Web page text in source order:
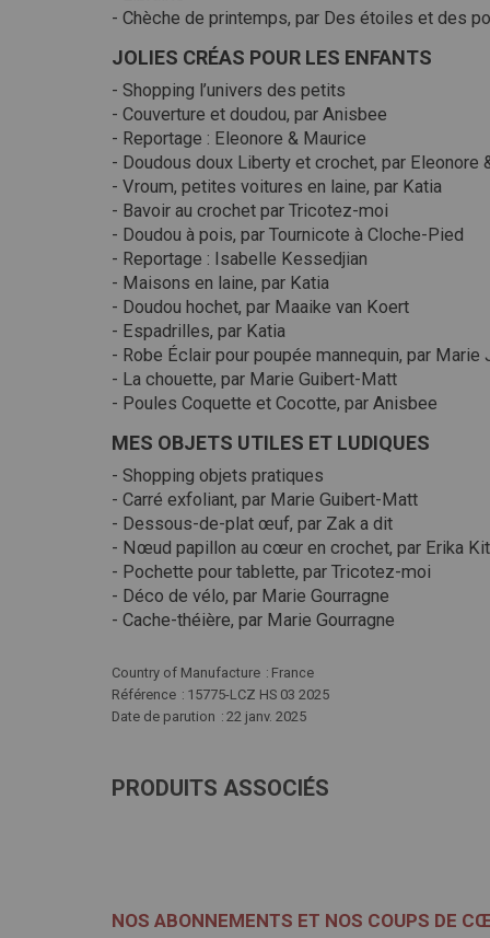
- Chèche de printemps, par Des étoiles et des
JOLIES CRÉAS POUR LES ENFANTS
- Shopping l’univers des petits
- Couverture et doudou, par Anisbee
- Reportage : Eleonore & Maurice
- Doudous doux Liberty et crochet, par Eleonore
- Vroum, petites voitures en laine, par Katia
- Bavoir au crochet par Tricotez-moi
- Doudou à pois, par Tournicote à Cloche-Pied
- Reportage : Isabelle Kessedjian
- Maisons en laine, par Katia
- Doudou hochet, par Maaike van Koert
- Espadrilles, par Katia
- Robe Éclair pour poupée mannequin, par
- La chouette, par Marie Guibert-Matt
- Poules Coquette et Cocotte, par Anisbee
MES OBJETS UTILES ET LUDIQUES
- Shopping objets pratiques
- Carré exfoliant, par Marie Guibert-Matt
- Dessous-de-plat œuf, par Zak a dit
- Nœud papillon au cœur en crochet, par Erika
- Pochette pour tablette, par Tricotez-moi
- Déco de vélo, par Marie Gourragne
- Cache-théière, par Marie Gourragne
Plus
d'infos
Country of Manufacture
France
Référence
15775-LCZ HS 03 2025
Date de parution
22 janv. 2025
PRODUITS ASSOCIÉS
NOS ABONNEMENTS ET NOS COUPS DE